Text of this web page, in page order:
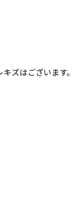
ズはございます。